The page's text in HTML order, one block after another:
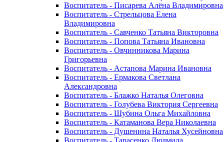
Воспитатель - Писарева Алёна Владимировна
Воспитатель - Стрельцова Елена
Владимировна
Воспитатель - Савченко Татьяна Викторовна
Воспитатель - Попова Татьяна Ивановна
Воспитатель - Овчинникова Марина
Григорьевна
Воспитатель - Астапова Марина Ивановна
Воспитатель - Ермакова Светлана
Александровна
Воспитатель - Блажко Наталья Олеговна
Воспитатель - Голубева Виктория Сергеевна
Воспитатель - Шубина Ольга Михайловна
Воспитатель - Катаманова Вера Николаевна
Воспитатель - Душенина Наталья Хусейновна
Воспитатель - Тарасенко Людмила